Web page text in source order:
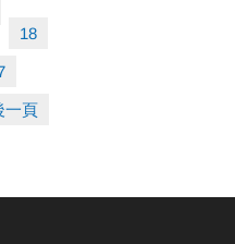
18
一頁